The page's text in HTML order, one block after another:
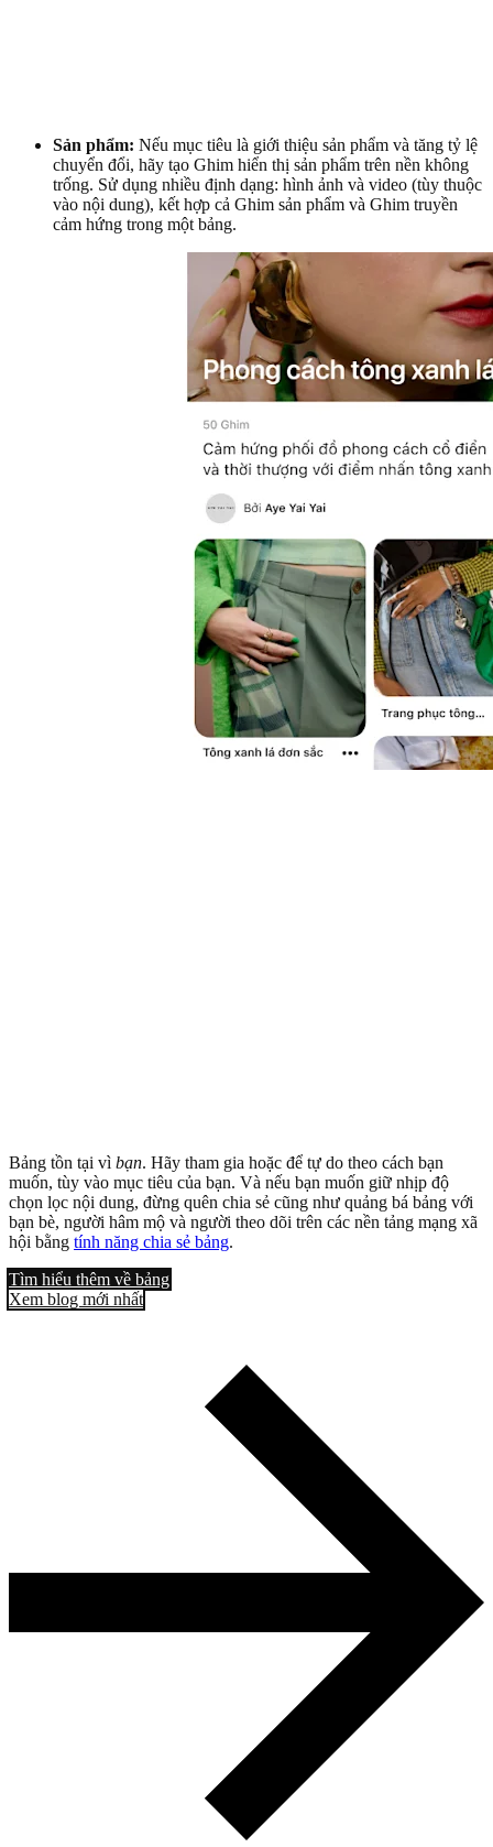
Sản phẩm: Nếu mục tiêu là giới thiệu sản phẩm và tăng tỷ lệ
chuyển đổi, hãy tạo Ghim hiển thị sản phẩm trên nền không
trống. Sử dụng nhiều định dạng: hình ảnh và video (tùy thuộc
vào nội dung), kết hợp cả Ghim sản phẩm và Ghim truyền
cảm hứng trong một bảng.
Bảng tồn tại vì bạn. Hãy tham gia hoặc để tự do theo cách bạn
muốn, tùy vào mục tiêu của bạn. Và nếu bạn muốn giữ nhịp độ
chọn lọc nội dung, đừng quên chia sẻ cũng như quảng bá bảng với
bạn bè, người hâm mộ và người theo dõi trên các nền tảng mạng xã
hội bằng tính năng chia sẻ bảng.
Tìm hiểu thêm về bảng
Xem blog mới nhất